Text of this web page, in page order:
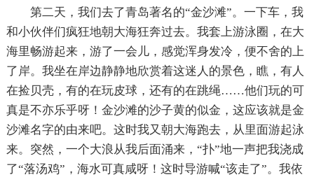
第二天，我们去了青岛著名的“金沙滩”。一下车，我
和小伙伴们疯狂地朝大海狂奔过去。我套上游泳圈，在大
海里畅游起来，游了一会儿，感觉浑身发冷，便不舍的上
了岸。我坐在岸边静静地欣赏着这迷人的景色，瞧，有人
在捡贝壳，有的在玩皮球，还有的在跳绳……他们玩的可
真是不亦乐乎呀！金沙滩的沙子黄的似金，这应该就是金
沙滩名字的由来吧。这时我又朝大海跑去，从里面游起泳
来。突然，一个大浪从我后面涌来，“扑”地一声把我浇成
了“落汤鸡”，海水可真咸呀！这时导游喊“该走了”。我依